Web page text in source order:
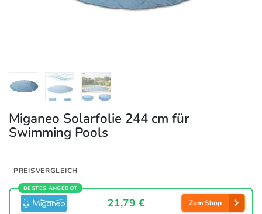
Miganeo Solarfolie 244 cm für
Swimming Pools
PREISVERGLEICH
BESTES ANGEBOT
21,79 € Zum Shop